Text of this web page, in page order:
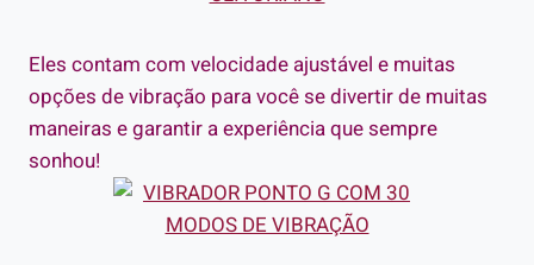
Eles contam com velocidade ajustável e muitas
opções de vibração para você se divertir de muitas
maneiras e garantir a experiência que sempre
sonhou!